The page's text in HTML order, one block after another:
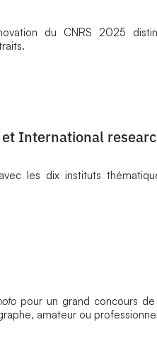
du CNRS 2025
International
les dix instituts
pour un grand concours
amateur ou